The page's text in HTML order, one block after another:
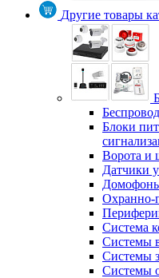
Другие товары
Блоки
Ворота и
Датчики
Охранно-
Система
Системы
Системы
Системы